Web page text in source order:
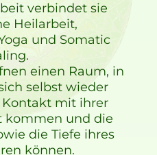
verbindet sie
Heilarbeit,
und Somatic
einen Raum, in
selbst wieder
mit ihrer
kommen und die
die Tiefe ihres
können.